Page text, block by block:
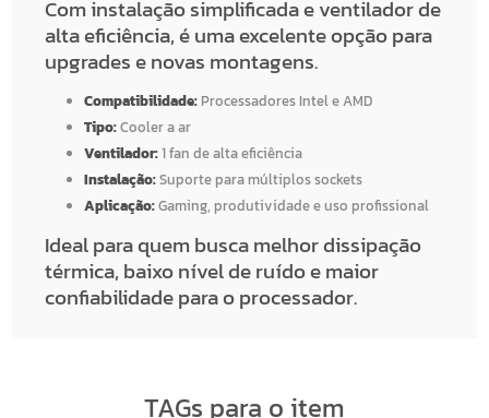
Com instalação simplificada e ventilador de
alta eficiência, é uma excelente opção para
upgrades e novas montagens.
Compatibilidade: Processadores Intel e AMD
Tipo:Cooler a ar
Ventilador:1 fan de alta eficiência
Instalação:Suporte para múltiplos sockets
Aplicação:Gaming, produtividade e uso profissional
Ideal para quem busca melhor dissipação
térmica, baixo nível de ruído e maior
confiabilidade para o processador.
TAGs para o item